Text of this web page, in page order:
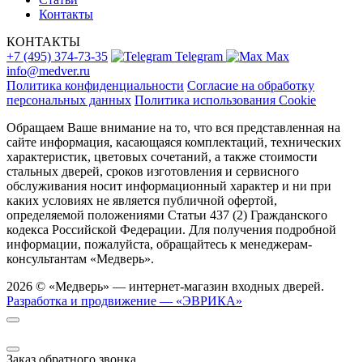
Контакты
КОНТАКТЫ
+7 (495) 374-73-35
Telegram
Max
info@medver.ru
Политика конфиденциальности Согласие на обработку
персональных данных Политика использования Cookie
Обращаем Ваше внимание на то, что вся представленная на
сайте информация, касающаяся комплектаций, технических
характеристик, цветовых сочетаний, а также стоимости
стальных дверей, сроков изготовления и сервисного
обслуживания носит информационный характер и ни при
каких условиях не является публичной офертой,
определяемой положениями Статьи 437 (2) Гражданского
кодекса Российской Федерации. Для получения подробной
информации, пожалуйста, обращайтесь к менеджерам-
консультантам «Медверь».
2026 © «Медверь» — интернет-магазин входных дверей.
Разработка и продвижение — «ЭВРИКА»